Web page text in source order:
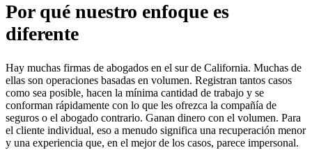
Por qué nuestro enfoque es
diferente
Hay muchas firmas de abogados en el sur de California. Muchas de
ellas son operaciones basadas en volumen. Registran tantos casos
como sea posible, hacen la mínima cantidad de trabajo y se
conforman rápidamente con lo que les ofrezca la compañía de
seguros o el abogado contrario. Ganan dinero con el volumen. Para
el cliente individual, eso a menudo significa una recuperación menor
y una experiencia que, en el mejor de los casos, parece impersonal.